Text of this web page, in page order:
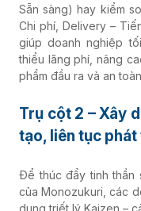
Sẵn sàng) hay kiểm
Chi phí, Delivery –
giúp doanh nghiệp
thiểu lãng phí, nâng
phẩm đầu ra và an
Trụ cột 2 – Xây
tạo, liên tục
Để thúc đẩy tinh thần
của Monozukuri, các
dụng triết lý Kaizen –